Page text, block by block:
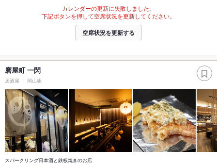
カレンダーの更新に失敗しました。
下記ボタンを押して空席状況を更新してください。
空席状況を更新する
磨屋町 一閃
居酒屋 岡山駅
スパークリング日本酒と鉄板焼きのお店